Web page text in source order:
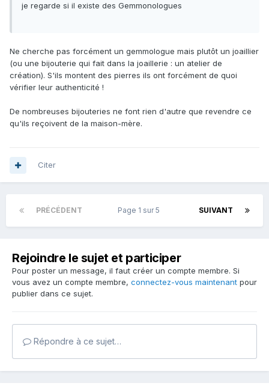
je regarde si il existe des Gemmonologues
Ne cherche pas forcément un gemmologue mais plutôt un joaillier
(ou une bijouterie qui fait dans la joaillerie : un atelier de
création). S'ils montent des pierres ils ont forcément de quoi
vérifier leur authenticité !
De nombreuses bijouteries ne font rien d'autre que revendre ce
qu'ils reçoivent de la maison-mère.
Citer
PRÉCÉDENT SUIVANT
Page 1 sur 5
Rejoindre le sujet et participer
Pour poster un message, il faut créer un compte membre. Si
vous avez un compte membre, connectez-vous maintenant pour
publier dans ce sujet.
Répondre à ce sujet…